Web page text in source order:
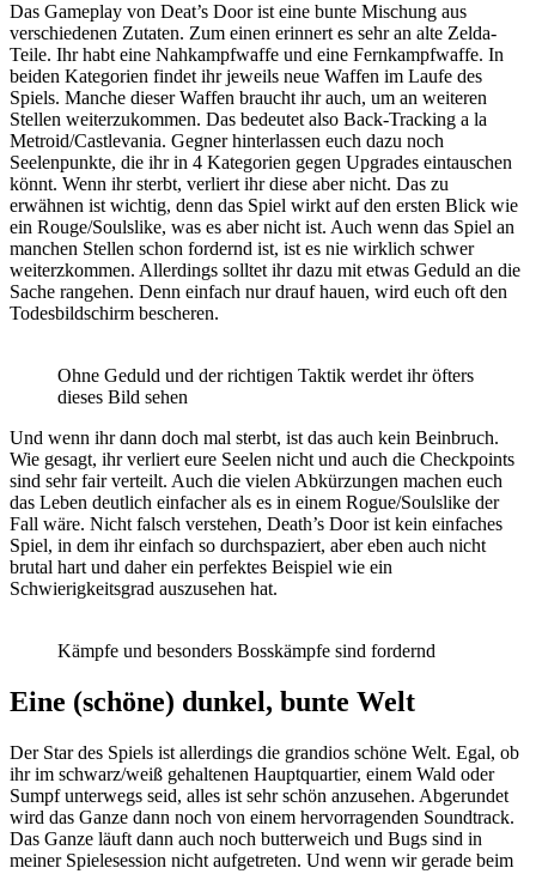
Das Gameplay von Deat’s Door ist eine bunte Mischung aus
verschiedenen Zutaten. Zum einen erinnert es sehr an alte Zelda-
Teile. Ihr habt eine Nahkampfwaffe und eine Fernkampfwaffe. In
beiden Kategorien findet ihr jeweils neue Waffen im Laufe des
Spiels. Manche dieser Waffen braucht ihr auch, um an weiteren
Stellen weiterzukommen. Das bedeutet also Back-Tracking a la
Metroid/Castlevania. Gegner hinterlassen euch dazu noch
Seelenpunkte, die ihr in 4 Kategorien gegen Upgrades eintauschen
könnt. Wenn ihr sterbt, verliert ihr diese aber nicht. Das zu
erwähnen ist wichtig, denn das Spiel wirkt auf den ersten Blick wie
ein Rouge/Soulslike, was es aber nicht ist. Auch wenn das Spiel an
manchen Stellen schon fordernd ist, ist es nie wirklich schwer
weiterzkommen. Allerdings solltet ihr dazu mit etwas Geduld an die
Sache rangehen. Denn einfach nur drauf hauen, wird euch oft den
Todesbildschirm bescheren.
Ohne Geduld und der richtigen Taktik werdet ihr öfters
dieses Bild sehen
Und wenn ihr dann doch mal sterbt, ist das auch kein Beinbruch.
Wie gesagt, ihr verliert eure Seelen nicht und auch die Checkpoints
sind sehr fair verteilt. Auch die vielen Abkürzungen machen euch
das Leben deutlich einfacher als es in einem Rogue/Soulslike der
Fall wäre. Nicht falsch verstehen, Death’s Door ist kein einfaches
Spiel, in dem ihr einfach so durchspaziert, aber eben auch nicht
brutal hart und daher ein perfektes Beispiel wie ein
Schwierigkeitsgrad auszusehen hat.
Kämpfe und besonders Bosskämpfe sind fordernd
Eine (schöne) dunkel, bunte Welt
Der Star des Spiels ist allerdings die grandios schöne Welt. Egal, ob
ihr im schwarz/weiß gehaltenen Hauptquartier, einem Wald oder
Sumpf unterwegs seid, alles ist sehr schön anzusehen. Abgerundet
wird das Ganze dann noch von einem hervorragenden Soundtrack.
Das Ganze läuft dann auch noch butterweich und Bugs sind in
meiner Spielesession nicht aufgetreten. Und wenn wir gerade beim